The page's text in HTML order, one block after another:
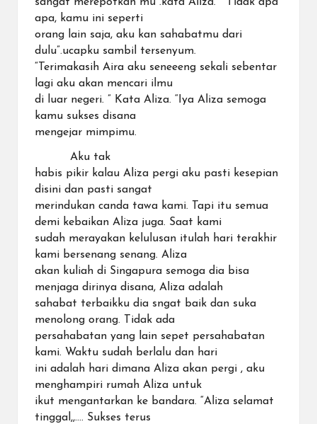
apa, kamu ini seperti
orang lain saja, aku kan sahabatmu dari
dulu”.ucapku sambil tersenyum.
“Terimakasih Aira aku seneeeng sekali sebentar
lagi aku akan mencari ilmu
di luar negeri. ” Kata Aliza. “Iya Aliza semoga
kamu sukses disana
mengejar mimpimu.
Aku tak
habis pikir kalau Aliza pergi aku pasti kesepian
disini dan pasti sangat
merindukan canda tawa kami. Tapi itu semua
demi kebaikan Aliza juga. Saat kami
sudah merayakan kelulusan itulah hari terakhir
kami bersenang senang. Aliza
akan kuliah di Singapura semoga dia bisa
menjaga dirinya disana, Aliza adalah
sahabat terbaikku dia sngat baik dan suka
menolong orang. Tidak ada
persahabatan yang lain sepet persahabatan
kami. Waktu sudah berlalu dan hari
ini adalah hari dimana Aliza akan pergi , aku
menghampiri rumah Aliza untuk
ikut mengantarkan ke bandara. “Aliza selamat
tinggal,,…. Sukses terus